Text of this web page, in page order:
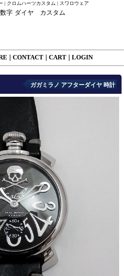
| クロムハーツカスタム | スワロウェア
数字 ダイヤ カスタム
CONTACT CART LOGIN
ガガミラノ アフターダイヤ 時計